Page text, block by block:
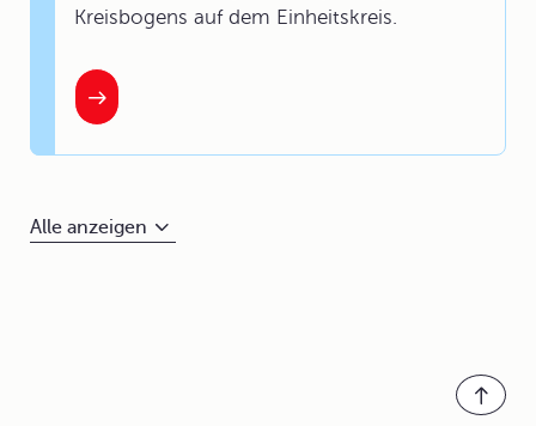
Kreisbogens auf dem Einheitskreis.
Alle anzeigen